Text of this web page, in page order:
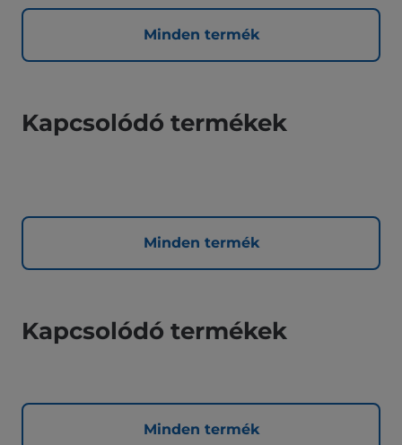
Minden termék
Kapcsolódó termékek
Minden termék
Kapcsolódó termékek
Minden termék